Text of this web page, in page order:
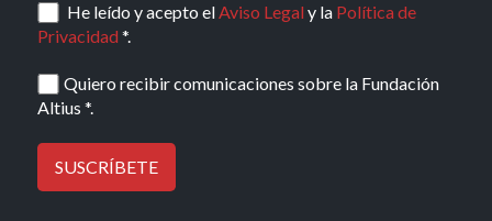
He leído y acepto elAviso Legaly la Política de
Privacidad*.
Quiero recibir comunicaciones sobre la Fundación
Altius *.